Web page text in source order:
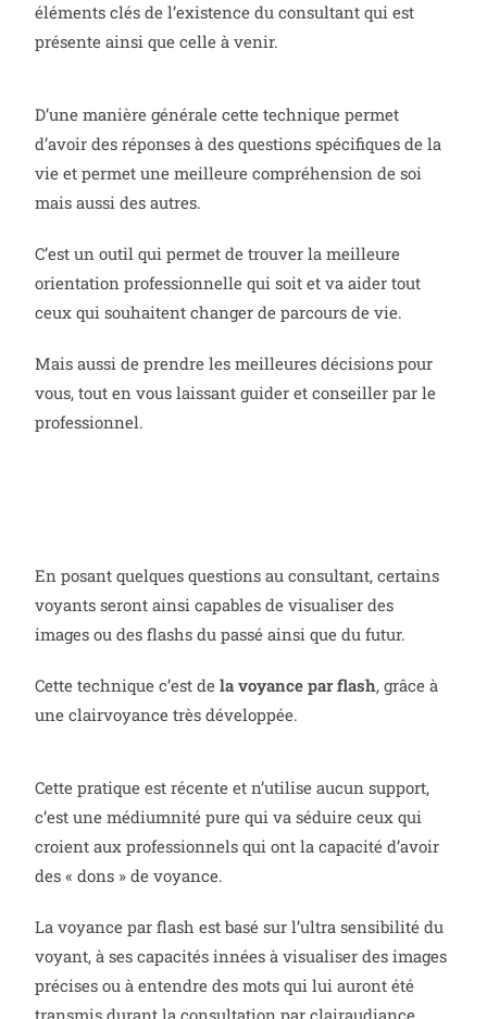
éléments clés de l’existence du consultant qui est
présente ainsi que celle à venir.
D’une manière générale cette technique permet
d’avoir des réponses à des questions spécifiques de la
vie et permet une meilleure compréhension de soi
mais aussi des autres.
C’est un outil qui permet de trouver la meilleure
orientation professionnelle qui soit et va aider tout
ceux qui souhaitent changer de parcours de vie.
Mais aussi de prendre les meilleures décisions pour
vous, tout en vous laissant guider et conseiller par le
professionnel.
En posant quelques questions au consultant, certains
voyants seront ainsi capables de visualiser des
images ou des flashs du passé ainsi que du futur.
Cette technique c’est dela voyance par flash, grâce à
une clairvoyance très développée.
Cette pratique est récente et n’utilise aucun support,
c’est une médiumnité pure qui va séduire ceux qui
croient aux professionnels qui ont la capacité d’avoir
des « dons » de voyance.
La voyance par flash est basé sur l’ultra sensibilité du
voyant, à ses capacités innées à visualiser des images
précises ou à entendre des mots qui lui auront été